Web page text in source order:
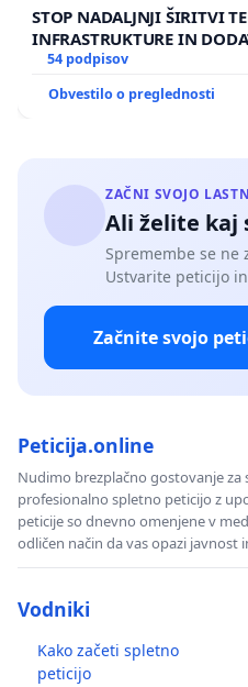
STOP NADALJNJI ŠIRITVI
INFRASTRUKTURE IN
GRADIŠČAKU
54 podpisov
Obvestilo o preglednosti
ZAČNI SVOJO
Ali želite kaj
Spremembe se ne
Ustvarite peticijo
Začnite svojo
Peticija.online
Nudimo brezplačno gostovanje
profesionalno spletno peticijo z
peticije so dnevno omenjene v
odličen način da vas opazi javnost
Vodniki
Kako začeti spletno
peticijo